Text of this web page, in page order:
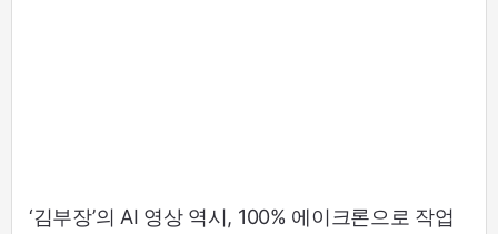
‘김부장’의 AI 영상 역시, 100% 에이크론으로 작업